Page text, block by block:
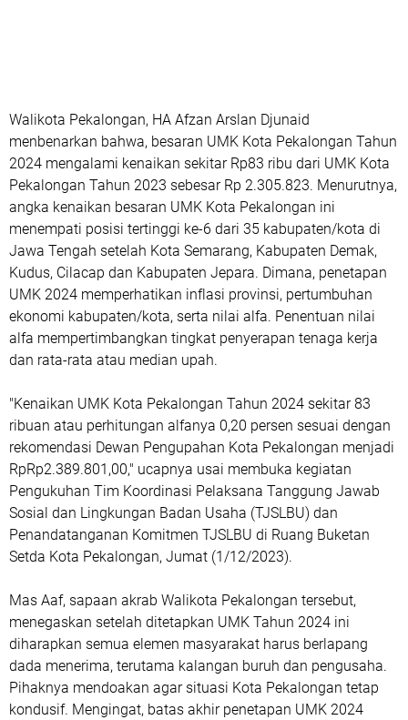
Walikota Pekalongan, HA Afzan Arslan Djunaid
menbenarkan bahwa, besaran UMK Kota Pekalongan Tahun
2024 mengalami kenaikan sekitar Rp83 ribu dari UMK Kota
Pekalongan Tahun 2023 sebesar Rp 2.305.823. Menurutnya,
angka kenaikan besaran UMK Kota Pekalongan ini
menempati posisi tertinggi ke-6 dari 35 kabupaten/kota di
Jawa Tengah setelah Kota Semarang, Kabupaten Demak,
Kudus, Cilacap dan Kabupaten Jepara. Dimana, penetapan
UMK 2024 memperhatikan inflasi provinsi, pertumbuhan
ekonomi kabupaten/kota, serta nilai alfa. Penentuan nilai
alfa mempertimbangkan tingkat penyerapan tenaga kerja
dan rata-rata atau median upah.
"Kenaikan UMK Kota Pekalongan Tahun 2024 sekitar 83
ribuan atau perhitungan alfanya 0,20 persen sesuai dengan
rekomendasi Dewan Pengupahan Kota Pekalongan menjadi
RpRp2.389.801,00," ucapnya usai membuka kegiatan
Pengukuhan Tim Koordinasi Pelaksana Tanggung Jawab
Sosial dan Lingkungan Badan Usaha (TJSLBU) dan
Penandatanganan Komitmen TJSLBU di Ruang Buketan
Setda Kota Pekalongan, Jumat (1/12/2023).
Mas Aaf, sapaan akrab Walikota Pekalongan tersebut,
menegaskan setelah ditetapkan UMK Tahun 2024 ini
diharapkan semua elemen masyarakat harus berlapang
dada menerima, terutama kalangan buruh dan pengusaha.
Pihaknya mendoakan agar situasi Kota Pekalongan tetap
kondusif. Mengingat, batas akhir penetapan UMK 2024